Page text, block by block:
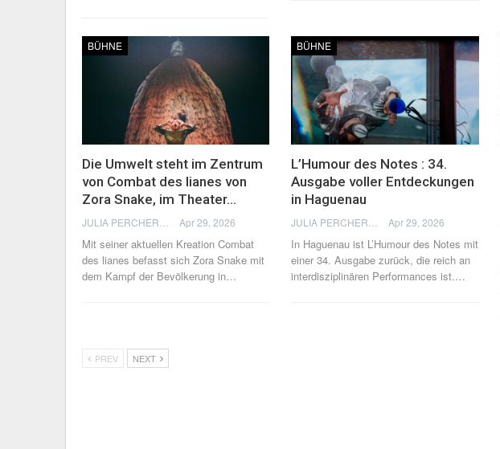
BÜHNE
Die Umwelt steht im Zentrum
von Combat des lianes von
Zora Snake, im Theater…
Apr 29, 2026
Mit seiner aktuellen Kreation Combat
des lianes befasst sich Zora Snake mit
dem Kampf der Bevölkerung in…
BÜHNE
L’Humour des Notes : 34.
Ausgabe voller Entdeckungen
in Haguenau
Apr 29, 2026
In Haguenau ist L’Humour des Notes mit
einer 34. Ausgabe zurück, die reich an
interdisziplinären Performances ist.…
PREV NEXT